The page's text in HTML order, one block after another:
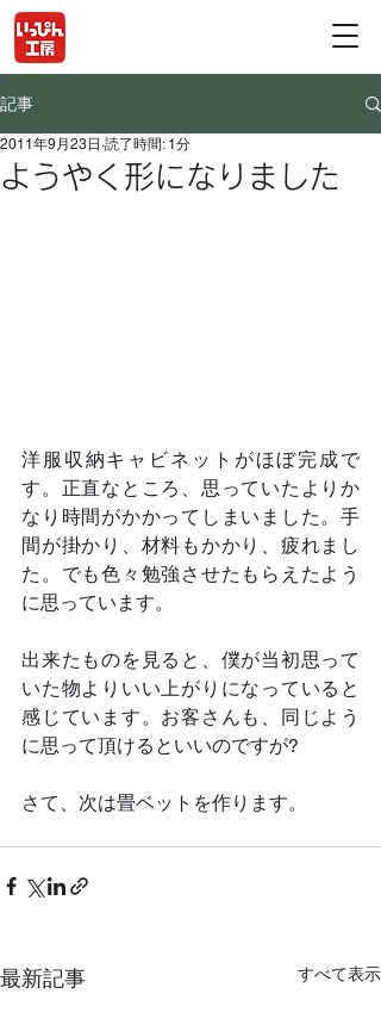
記事
ようやく形になりました
2011年9月23日 読了時間: 1分
洋服収納キャビネットがほぼ完成で
す。正直なところ、思っていたよりか
なり時間がかかってしまいました。手
間が掛かり、材料もかかり、疲れまし
た。でも色々勉強させたもらえたよう
に思っています。
出来たものを見ると、僕が当初思って
いた物よりいい上がりになっていると
感じています。お客さんも、同じよう
に思って頂けるといいのですが?
最新記事 すべて表示